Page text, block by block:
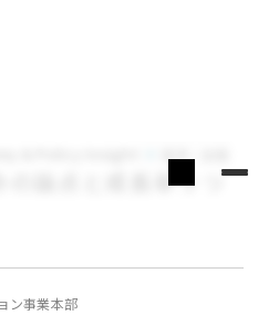
& Policy Insight
論点と成長率３つ
ン事業本部